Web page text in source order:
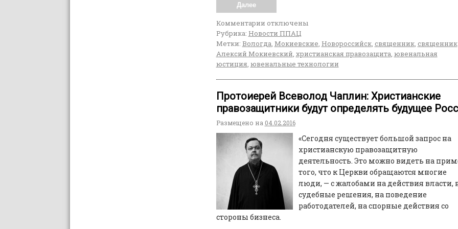
Далее
Комментарии отключены
Рубрика: Новости ППАЦ
Метки: Вологда, Мокиевские, Новороссийск, священник, священник
Алексий Мокиевский, христианская правозащита, ювенальная
юстиция, ювенальные технологии
Протоиерей Всеволод Чаплин: Христианские
правозащитники будут определять будущее
Размещено на 04.02.2016
«Сегодня существует большой запрос на
христианскую правозащитную
деятельность. Это можно видеть на
того, что к Церкви обращаются многие
люди, — с жалобами на действия власти,
судебные решения, на поведение
работодателей, на спорные действия со
стороны бизнеса.